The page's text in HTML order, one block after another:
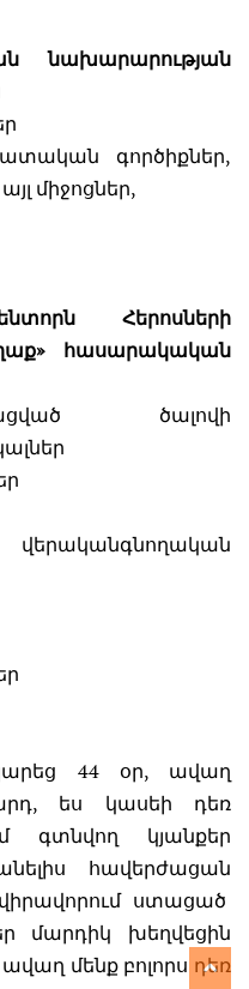
նախարարության
գործիքներ,
միջոցներ,
Հերոսների
հասարակական
ծալովի
44 օր, ավաղ
ես կասեի դեռ
գտնվող կյանքեր
հավերժացան
ստացած
մարդիկ խեղվեցին
մենք բոլորս դեռ